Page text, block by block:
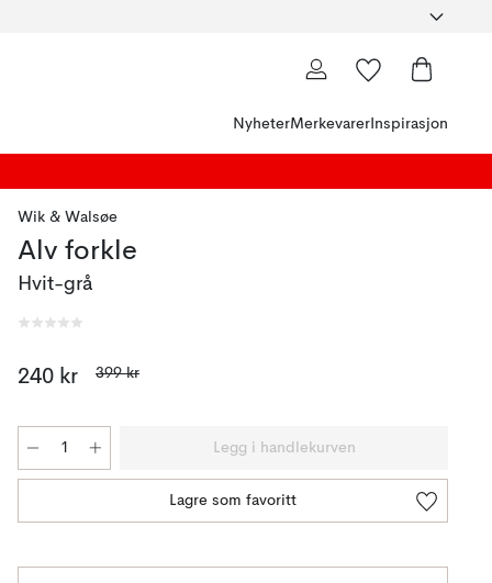
NyheterMerkevarer Inspirasjon
Wik & Walsøe
Alv forkle
Hvit-grå
240 kr 399 kr
Legg i handlekurven
Lagre som favoritt